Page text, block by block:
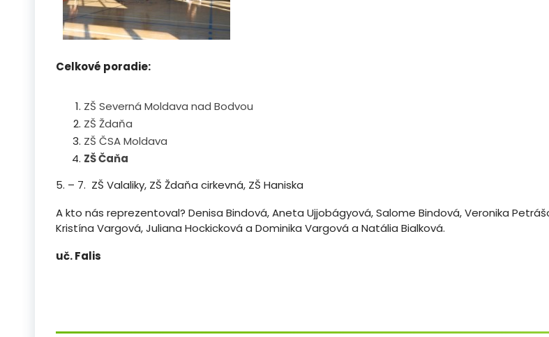
Celkové poradie:
ZŠ Severná Moldava nad Bodvou
ZŠ Ždaňa
ZŠ ČSA Moldava
ZŠ Čaňa
5. – 7. ZŠ Valaliky, ZŠ Ždaňa cirkevná, ZŠ Haniska
A kto nás reprezentoval? Denisa Bindová, Aneta Ujjobágyová, Salome Bindová, Veronika
Kristína Vargová, Juliana Hockicková a Dominika Vargová a Natália Bialková.
uč. Falis